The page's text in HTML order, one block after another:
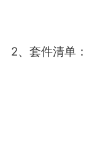
2、套件清单：